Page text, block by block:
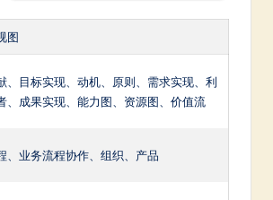
图
、目标实现、动机、原则、需求实现、利
、成果实现、能力图、资源图、价值流
、业务流程协作、组织、产品